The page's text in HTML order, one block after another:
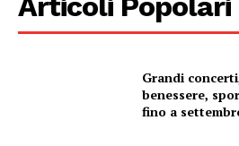
Grandi
benessere,
fino a